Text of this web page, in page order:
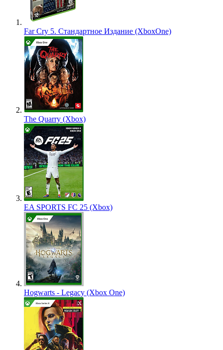
Far Cry 5. Стандартное Издание (XboxOne)
The Quarry (Xbox)
EA SPORTS FC 25 (Xbox)
Hogwarts - Legacy (Xbox One)